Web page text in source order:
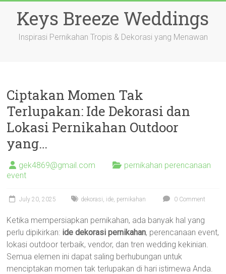
contentKeys Breeze Weddings
Inspirasi Pernikahan Tropis & Dekorasi yang Menawan
Ciptakan Momen Tak
Terlupakan: Ide Dekorasi dan
Lokasi Pernikahan Outdoor
yang…
gek4869@gmail.com
pernikahan perencanaan
event
July 20, 2025 dekorasi, ide, pernikahan 0 Comment
Ketika mempersiapkan pernikahan, ada banyak hal yang
perlu dipikirkan: ide dekorasi pernikahan, perencanaan event,
lokasi outdoor terbaik, vendor, dan tren wedding kekinian.
Semua elemen ini dapat saling berhubungan untuk
menciptakan momen tak terlupakan di hari istimewa Anda.